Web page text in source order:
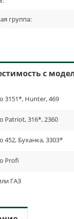
группа:
с
3151*, Hunter, 469
Patriot, 316*, 2360
452, Буханка, 3303*
Profi
ГАЗ